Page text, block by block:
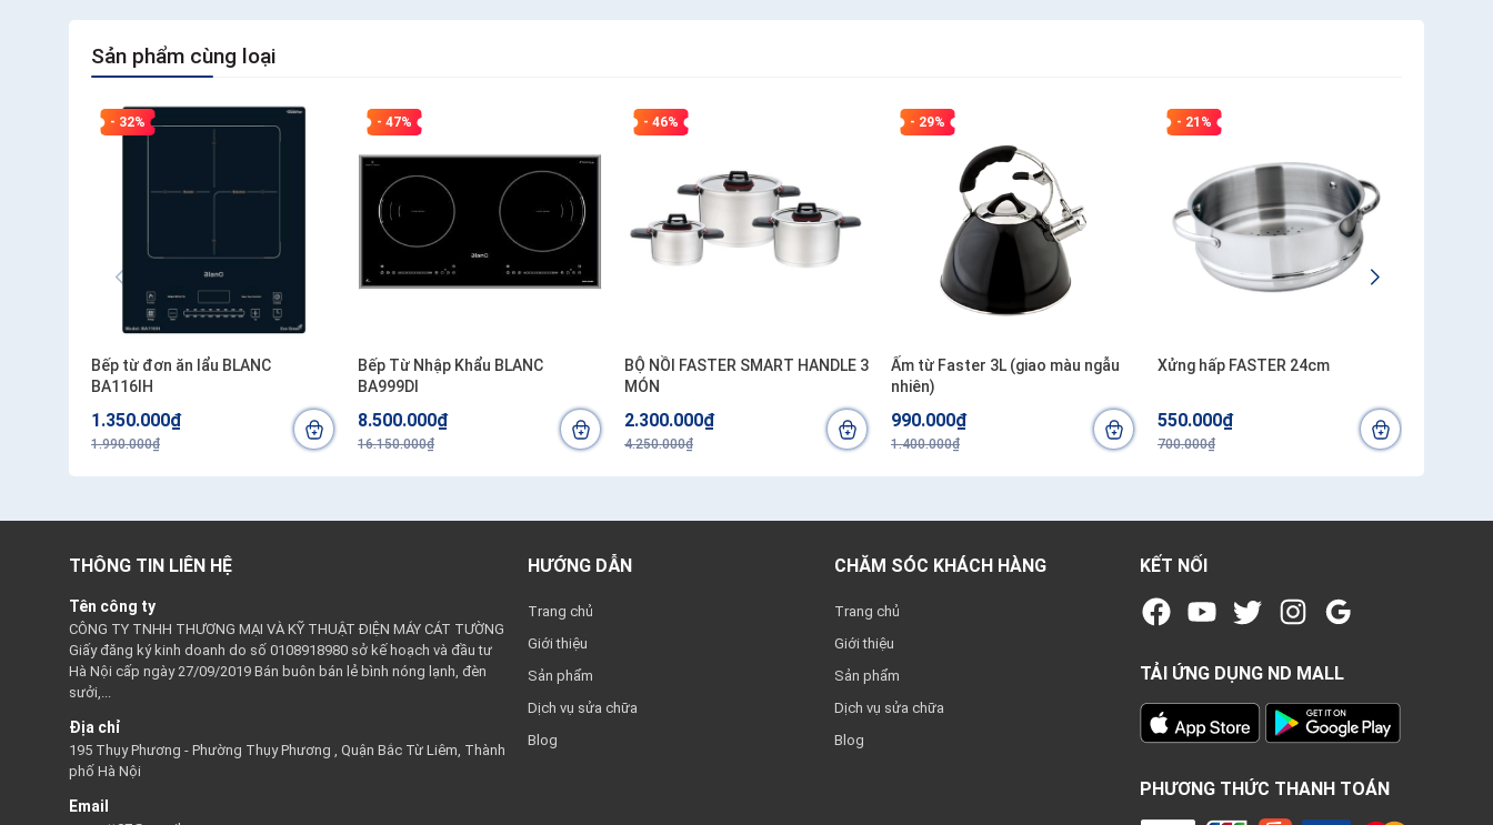
Sản phẩm cùng loại
- 32%
Bếp từ đơn ăn lẩu BLANC
BA116IH
1.350.000₫
1.990.000₫
- 47%
Bếp Từ Nhập Khẩu BLANC
BA999DI
8.500.000₫
16.150.000₫
- 46%
BỘ NỒI FASTER SMART HANDLE 3
MÓN
2.300.000₫
4.250.000₫
- 29%
Ấm từ Faster 3L (giao màu ngẫu
nhiên)
990.000₫
1.400.000₫
- 21%
Xửng hấp FASTER 24cm
550.000₫
700.000₫
THÔNG TIN LIÊN HỆ
Tên công ty
CÔNG TY TNHH THƯƠNG MẠI VÀ KỸ THUẬT ĐIỆN MÁY CÁT TƯỜNG
Giấy đăng ký kinh doanh do số 0108918980 sở kế hoạch và đầu tư
Hà Nội cấp ngày 27/09/2019 Bán buôn bán lẻ bình nóng lạnh, đèn
sưởi,...
Địa chỉ
195 Thụy Phương - Phường Thụy Phương , Quận Bắc Từ Liêm, Thành
phố Hà Nội
Email
HƯỚNG DẪN
Trang chủ
Giới thiệu
Sản phẩm
Dịch vụ sửa chữa
Blog
CHĂM SÓC KHÁCH HÀNG
Trang chủ
Giới thiệu
Sản phẩm
Dịch vụ sửa chữa
Blog
KẾT NỐI
TẢI ỨNG DỤNG ND MALL
PHƯƠNG THỨC THANH TOÁN